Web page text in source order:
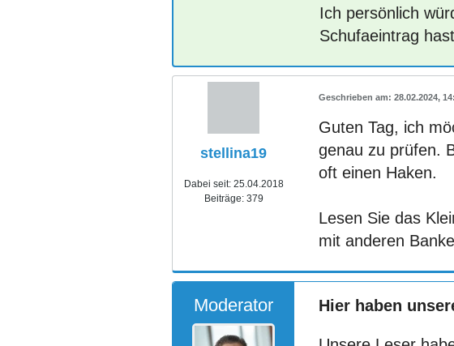
Ich persönlich
Schufaeintrag
stellina19
Dabei seit: 25.04.2018
Beiträge: 379
28.02.2024,
Guten Tag, ich
genau zu prüfen.
oft einen Haken.
Lesen Sie das
mit anderen
Moderator Hier haben